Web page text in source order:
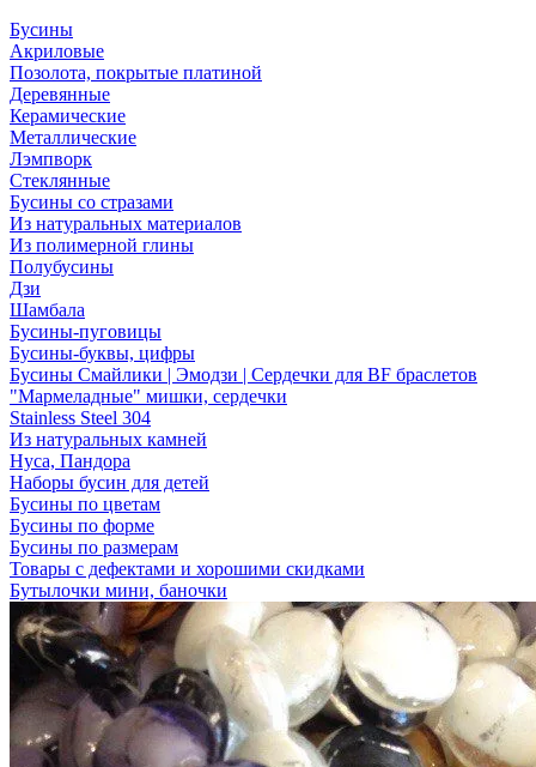
Бусины
Акриловые
Позолота, покрытые платиной
Деревянные
Керамические
Металлические
Лэмпворк
Стеклянные
Бусины со стразами
Из натуральных материалов
Из полимерной глины
Полубусины
Дзи
Шамбала
Бусины-пуговицы
Бусины-буквы, цифры
Бусины Смайлики | Эмодзи | Сердечки для BF браслетов
"Мармеладные" мишки, сердечки
Stainless Steel 304
Из натуральных камней
Нуса, Пандора
Наборы бусин для детей
Бусины по цветам
Бусины по форме
Бусины по размерам
Товары с дефектами и хорошими скидками
Бутылочки мини, баночки